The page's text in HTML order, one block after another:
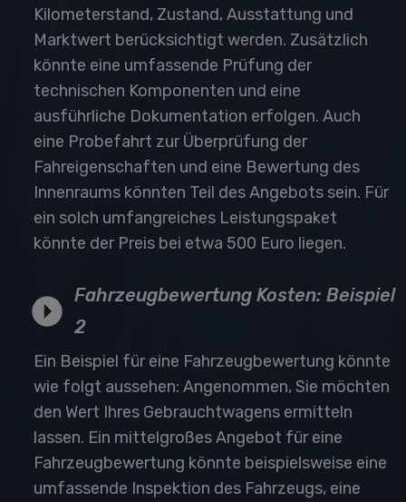
Kilometerstand, Zustand, Ausstattung und
Marktwert berücksichtigt werden. Zusätzlich
könnte eine umfassende Prüfung der
technischen Komponenten und eine
ausführliche Dokumentation erfolgen. Auch
eine Probefahrt zur Überprüfung der
Fahreigenschaften und eine Bewertung des
Innenraums könnten Teil des Angebots sein. Für
ein solch umfangreiches Leistungspaket
könnte der Preis bei etwa 500 Euro liegen.
Fahrzeugbewertung Kosten: Beispiel
2
Ein Beispiel für eine Fahrzeugbewertung könnte
wie folgt aussehen: Angenommen, Sie möchten
den Wert Ihres Gebrauchtwagens ermitteln
lassen. Ein mittelgroßes Angebot für eine
Fahrzeugbewertung könnte beispielsweise eine
umfassende Inspektion des Fahrzeugs, eine